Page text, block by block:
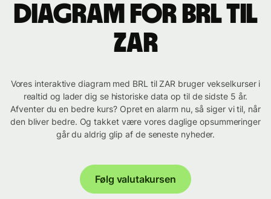
Diagram for BRL til
ZAR
Vores interaktive diagram med BRL til ZAR bruger vekselkurser i
realtid og lader dig se historiske data op til de sidste 5 år.
Afventer du en bedre kurs? Opret en alarm nu, så siger vi til, når
den bliver bedre. Og takket være vores daglige opsummeringer
går du aldrig glip af de seneste nyheder.
Følg valutakursen